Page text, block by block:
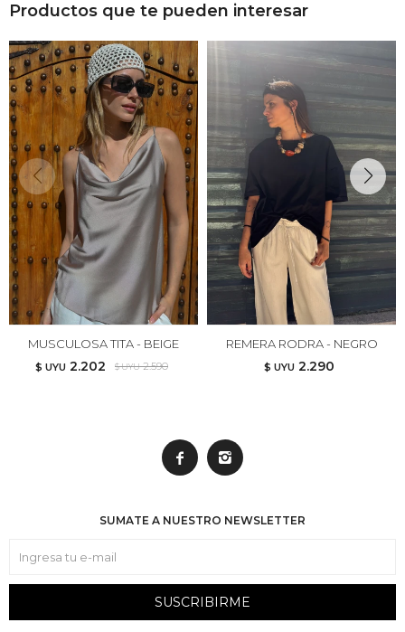
Productos que te pueden interesar
MUSCULOSA TITA - BEIGE
$ UYU 2.202 $ UYU 2.590
REMERA RODRA - NEGRO
$ UYU 2.290
 
SUMATE A NUESTRO NEWSLETTER
SUSCRIBIRME